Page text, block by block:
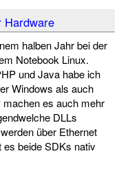
Hardware
halben Jahr bei der
Notebook Linux.
und Java habe ich
Windows als auch
es auch mehr
DLLs
über Ethernet
beide SDKs nativ